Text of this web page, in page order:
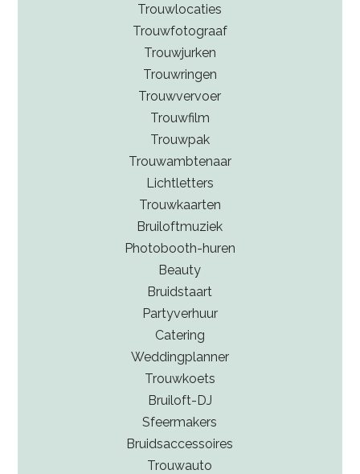
Trouwlocaties
Trouwfotograaf
Trouwjurken
Trouwringen
Trouwvervoer
Trouwfilm
Trouwpak
Trouwambtenaar
Lichtletters
Trouwkaarten
Bruiloftmuziek
Photobooth-huren
Beauty
Bruidstaart
Partyverhuur
Catering
Weddingplanner
Trouwkoets
Bruiloft-DJ
Sfeermakers
Bruidsaccessoires
Trouwauto